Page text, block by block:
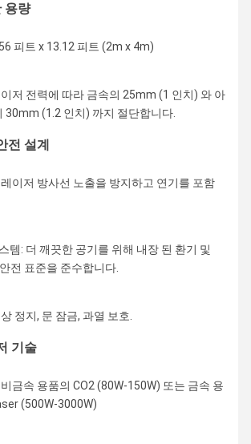
용량
피트 x 13.12 피트 (2m x 4m)
저 전력에 따라 금속의 25mm (1 인치) 와 아
30mm (1.2 인치) 까지 절단합니다.
전 설계
이저 방사선 노출을 방지하고 연기를 포함
템: 더 깨끗한 공기를 위해 내장 된 환기 및
전 표준을 준수합니다.
정지, 문 잠금, 과열 보호.
기술
금속 용품의 CO2 (80W-150W) 또는 금속 용
(500W-3000W)